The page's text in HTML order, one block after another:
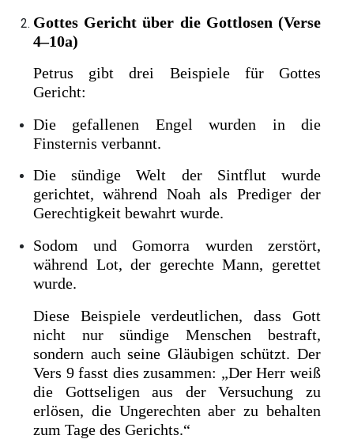
Gottes Gericht über die Gottlosen (Verse
4–10a)
Petrus gibt drei Beispiele für Gottes
Gericht:
Die gefallenen Engel wurden in die
Finsternis verbannt.
Die sündige Welt der Sintflut wurde
gerichtet, während Noah als Prediger der
Gerechtigkeit bewahrt wurde.
Sodom und Gomorra wurden zerstört,
während Lot, der gerechte Mann, gerettet
wurde.
Diese Beispiele verdeutlichen, dass Gott
nicht nur sündige Menschen bestraft,
sondern auch seine Gläubigen schützt. Der
Vers 9 fasst dies zusammen: „Der Herr weiß
die Gottseligen aus der Versuchung zu
erlösen, die Ungerechten aber zu behalten
zum Tage des Gerichts.“